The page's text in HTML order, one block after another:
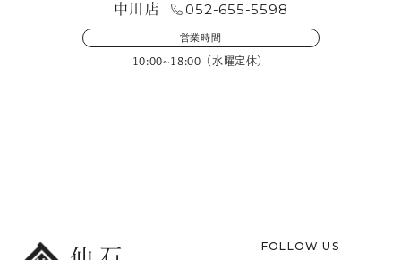
中川店 052-655-5598
営業時間
10:00~18:00（水曜定休）
FOLLOW US